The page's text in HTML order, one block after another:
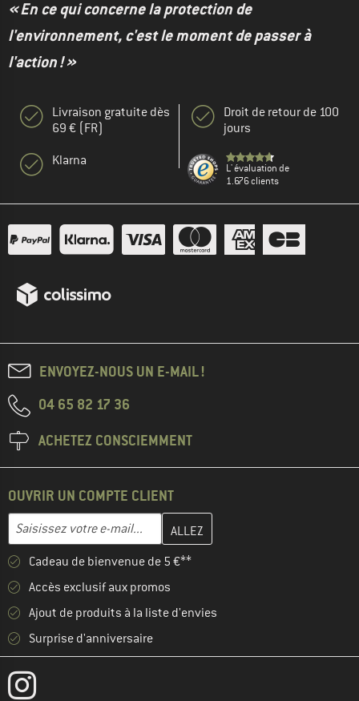
« En ce qui concerne la protection de
l'environnement, c'est le moment de passer à
l'action ! »
Livraison gratuite dès
69 € (FR)
Klarna
Droit de retour de 100
jours
L' évaluation de
1.676 clients
ENVOYEZ-NOUS UN E-MAIL !
04 65 82 17 36
ACHETEZ CONSCIEMMENT
OUVRIR UN COMPTE CLIENT
Adresse e-mail
Entrez votre adresse e-mail ici et créez votre compte client à la
Cadeau de bienvenue de 5 €**
Accès exclusif aux promos
Ajout de produits à la liste d'envies
Surprise d'anniversaire